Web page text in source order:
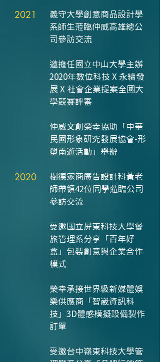
2021
義守大學創意商品設計學
系師生蒞臨仲威高雄總公
司參訪交流
邀擔任國立中山大學主辦
2020年數位科技 X 永續發
展 X 社會企業提案全國大
學競賽評審
仲威文創榮幸協助「中華
民國形象研究發展協會-形
塑南遊活動」舉辦
2020
樹德家商廣告設計科黃老
師帶領42位同學蒞臨公司
參訪交流
受邀國立屏東科技大學餐
旅管理系分享「百年好
盒」包裝創意與企業合作
模式
榮幸承接世界級新媒體娛
樂供應商「智崴資訊科
技」3D體感模擬設備製作
訂單
受邀台中嶺東科技大學管